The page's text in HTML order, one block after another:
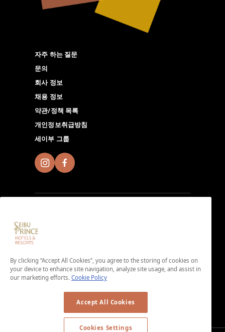
자주 하는 질문
문의
회사 정보
채용 정보
약관/정책 목록
개인정보취급방침
세이부 그룹
Seibu Prince Global Rewards에 가입하고 전 세계에 있
력 넘치는 시간을 체험해 보시기 바랍니다. 앱 다운로드하
기.
＜가입비・연회비 무료＞
By clicking “Accept All Cookies”, you agree to the storing of cookies on
your device to enhance site navigation, analyze site usage, and assist in
our marketing efforts. Cookie Policy
Accept All Cookies
Cookies Settings